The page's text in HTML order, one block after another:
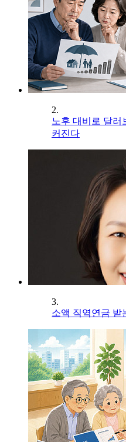
2.
노후 대비로 달러
커진다
3.
소액 직역연금 받